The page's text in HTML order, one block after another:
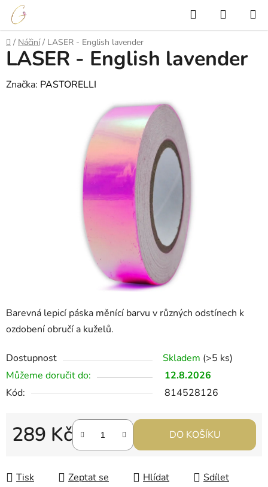
Přejít
obsah
Hledat
KOŠÍK
Domů
/ Náčiní / LASER - English lavender
Barevná lepicí páska měnící barvu v různých odstínech k
ozdobení obručí a kuželů.
Dostupnost Skladem (>5 ks)
Můžeme doručit do:
12.8.2026
Kód:
814528126
289 Kč DO KOŠÍKU
Tisk Zeptat se Hlídat Sdílet
LASER - English lavender
Značka: PASTORELLI